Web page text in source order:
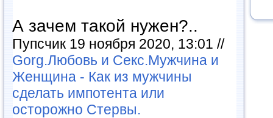
А зачем такой нужен?..
Пупсчик 19 ноября 2020, 13:01 //
Gorg.Любовь и Секс.Мужчина и
Женщина - Как из мужчины
сделать импотента или
осторожно Стервы.